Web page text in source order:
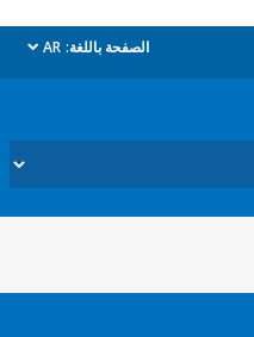
الصفحة باللغة: AR
dropdown